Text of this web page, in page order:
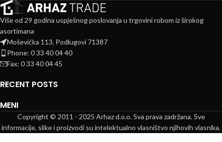
Više od 29 godina uspješnog poslovanja u trgovini robom iz širokog
asortimana
Moševićka 113, Podlugovi 71387
Phone: 0 33 40 04 40
Fax: 0 33 40 04 45
RECENT POSTS
MENI
Copyright © 2011 - 2025 Arhaz d.o.o. Sva prava zadržana. Sve
informacije, slike i proizvodi su intelektualno vlasništvo njihovih vlasnika.